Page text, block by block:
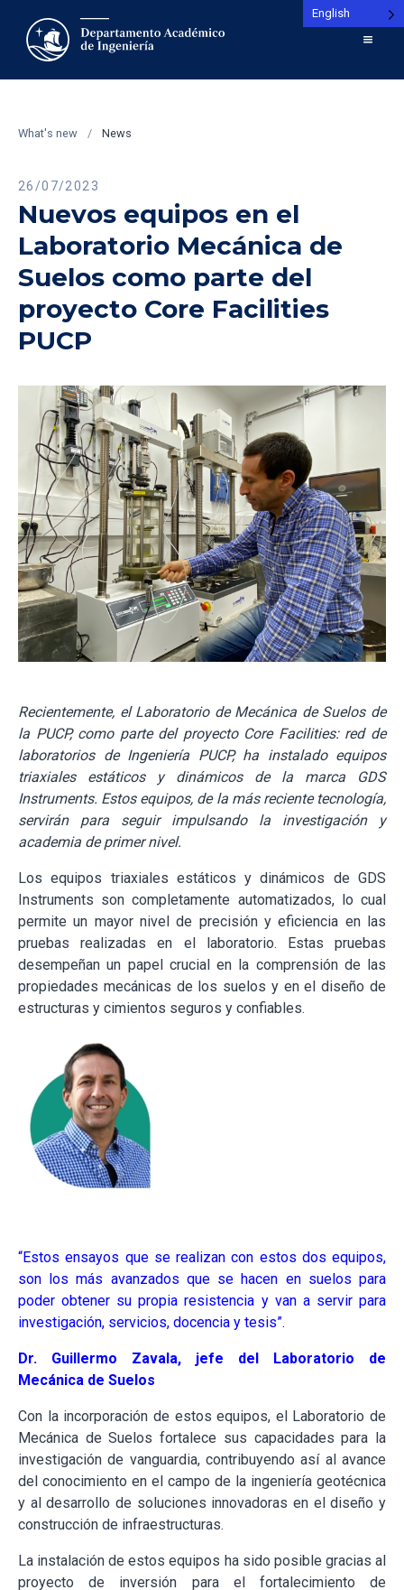
What's new / News
26/07/2023
Nuevos equipos en el
Laboratorio Mecánica de
Suelos como parte del
proyecto Core Facilities
PUCP
Recientemente, el Laboratorio de Mecánica de Suelos de
la PUCP, como parte del proyecto Core Facilities: red de
laboratorios de Ingeniería PUCP, ha instalado equipos
triaxiales estáticos y dinámicos de la marca GDS
Instruments. Estos equipos, de la más reciente tecnología,
servirán para seguir impulsando la investigación y
academia de primer nivel.
Los equipos triaxiales estáticos y dinámicos de GDS
Instruments son completamente automatizados, lo cual
permite un mayor nivel de precisión y eficiencia en las
pruebas realizadas en el laboratorio. Estas pruebas
desempeñan un papel crucial en la comprensión de las
propiedades mecánicas de los suelos y en el diseño de
estructuras y cimientos seguros y confiables.
“Estos ensayos que se realizan con estos dos equipos,
son los más avanzados que se hacen en suelos para
poder obtener su propia resistencia y van a servir para
investigación, servicios, docencia y tesis”.
Dr. Guillermo Zavala, jefe del Laboratorio de
Mecánica de Suelos
Con la incorporación de estos equipos, el Laboratorio de
Mecánica de Suelos fortalece sus capacidades para la
investigación de vanguardia, contribuyendo así al avance
del conocimiento en el campo de la ingeniería geotécnica
y al desarrollo de soluciones innovadoras en el diseño y
construcción de infraestructuras.
La instalación de estos equipos ha sido posible gracias al
proyecto de inversión para el fortalecimiento de
English